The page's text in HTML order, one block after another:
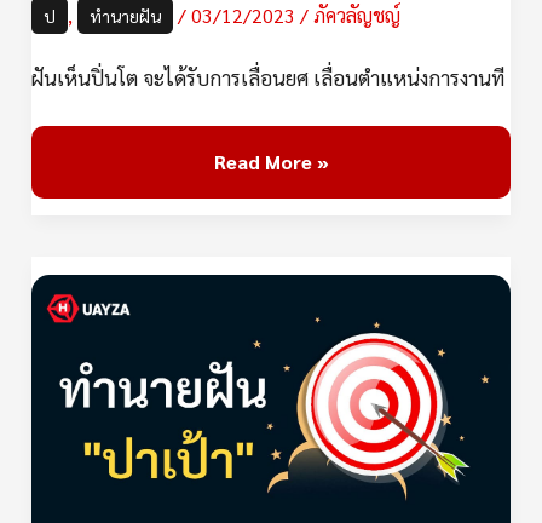
ป , ทำนายฝัน /03/12/2023/ภัควลัญชญ์
ฝันเห็นปิ่นโต จะได้รับการเลื่อนยศ เลื่อนตำแหน่งการงานที
Read More »
ปา
เป้า